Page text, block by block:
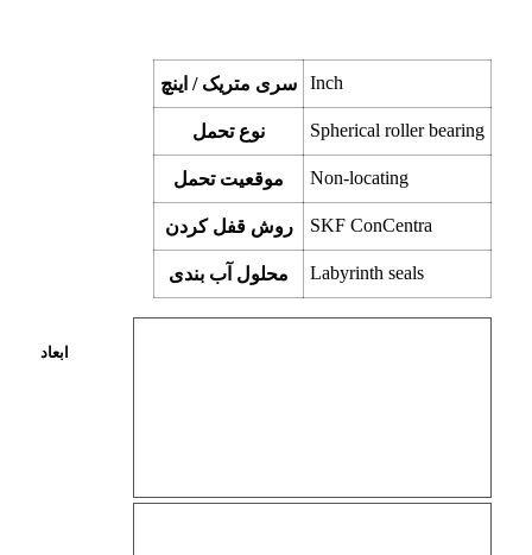
سری متریک / اینچ Inch
نوع تحمل Spherical roller bearing
موقعیت تحمل Non-locating
روش قفل کردن SKF ConCentra
محلول آب بندی Labyrinth seals
ابعاد